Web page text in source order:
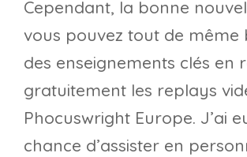
Cependant, la bonne
vous pouvez tout de même
des enseignements clés en
gratuitement les replays
Phocuswright Europe. J’ai
chance d’assister en